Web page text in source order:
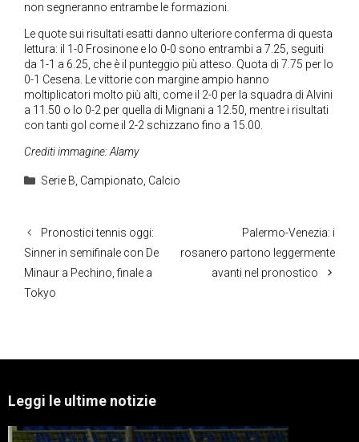
non segneranno entrambe le formazioni.
Le quote sui risultati esatti danno ulteriore conferma di questa
lettura: il 1-0 Frosinone e lo 0-0 sono entrambi a 7.25, seguiti
da 1-1 a 6.25, che è il punteggio più atteso. Quota di 7.75 per lo
0-1 Cesena. Le vittorie con margine ampio hanno
moltiplicatori molto più alti, come il 2-0 per la squadra di Alvini
a 11.50 o lo 0-2 per quella di Mignani a 12.50, mentre i risultati
con tanti gol come il 2-2 schizzano fino a 15.00.
Crediti immagine: Alamy
Categorie
Serie B, Campionato, Calcio
Pronostici tennis oggi:
Sinner in semifinale con De
Minaur a Pechino, finale a
Tokyo
Palermo-Venezia: i
rosanero partono leggermente
avanti nel pronostico
Leggi le ultime notizie